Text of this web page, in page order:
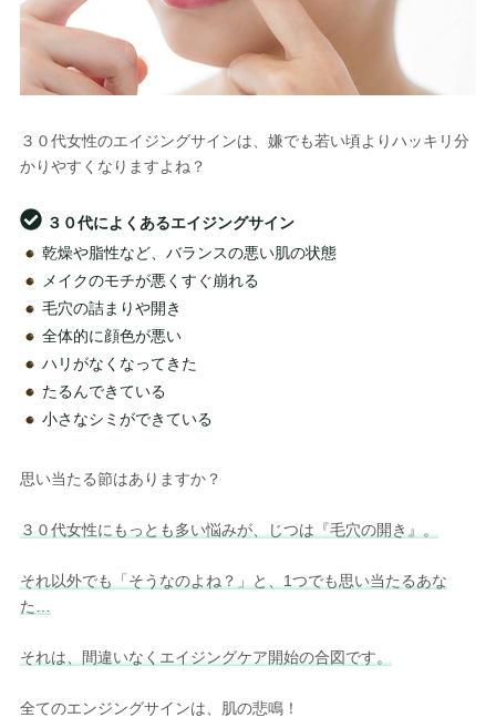
３０代女性のエイジングサインは、嫌でも若い頃よりハッキリ分
かりやすくなりますよね？
３０代によくあるエイジングサイン
乾燥や脂性など、バランスの悪い肌の状態
メイクのモチが悪くすぐ崩れる
毛穴の詰まりや開き
全体的に顔色が悪い
ハリがなくなってきた
たるんできている
小さなシミができている
思い当たる節はありますか？
３０代女性にもっとも多い悩みが、じつは『毛穴の開き』。
それ以外でも「そうなのよね？」と、1つでも思い当たるあな
た…
それは、間違いなくエイジングケア開始の合図です。
全てのエンジングサインは、肌の悲鳴！